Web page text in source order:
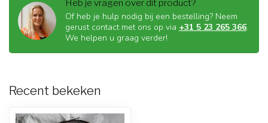
Heb je vragen over dit product?
Of heb je hulp nodig bij een bestelling? Neem
gerust contact met ons op via +31 5 23 265 366.
We helpen u graag verder!
Recent bekeken